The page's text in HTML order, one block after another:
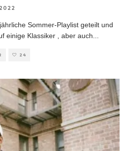
Sommer-Playlist geteilt und
einige Klassiker , aber auch
24